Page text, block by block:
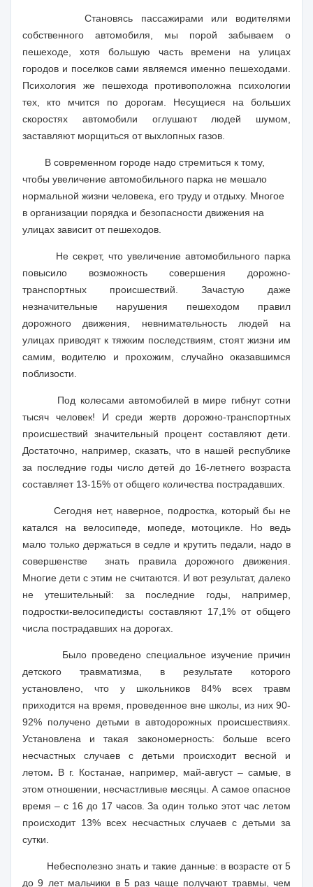
Становясь пассажирами или водителями
собственного автомобиля, мы порой забываем о
пешеходе, хотя большую часть времени на улицах
городов и поселков сами являемся именно пешеходами.
Психология же пешехода противоположна психологии
тех, кто мчится по дорогам. Несущиеся на больших
скоростях автомобили оглушают людей шумом,
заставляют морщиться от выхлопных газов.
В современном городе надо стремиться к тому,
чтобы увеличение автомобильного парка не мешало
нормальной жизни человека, его труду и отдыху. Многое
в организации порядка и безопасности движения на
улицах зависит от пешеходов.
Не секрет, что увеличение автомобильного парка
повысило возможность совершения дорожно-
транспортных происшествий. Зачастую даже
незначительные нарушения пешеходом правил
дорожного движения, невнимательность людей на
улицах приводят к тяжким последствиям, стоят жизни им
самим, водителю и прохожим, случайно оказавшимся
поблизости.
Под колесами автомобилей в мире гибнут сотни
тысяч человек! И среди жертв дорожно-транспортных
происшествий значительный процент составляют дети.
Достаточно, например, сказать, что в нашей республике
за последние годы число детей до 16-летнего возраста
составляет 13-15% от общего количества пострадавших.
Сегодня нет, наверное, подростка, который бы не
катался на велосипеде, мопеде, мотоцикле. Но ведь
мало только держаться в седле и крутить педали, надо в
совершенстве
знать правила дорожного движения.
Многие дети с этим не считаются. И вот результат, далеко
не утешительный: за последние годы, например,
подростки-велосипедисты составляют 17,1% от общего
числа пострадавших на дорогах.
Было проведено специальное изучение причин
детского травматизма, в результате которого
установлено, что у школьников 84% всех травм
приходится на время, проведенное вне школы, из них 90-
92% получено детьми в автодорожных происшествиях.
Установлена и такая закономерность: больше всего
несчастных случаев с детьми происходит весной и
летом. В г. Костанае, например, май-август – самые, в
этом отношении, несчастливые месяцы. А самое опасное
время – с 16 до 17 часов. За один только этот час летом
происходит 13% всех несчастных случаев с детьми за
сутки.
Небесполезно знать и такие данные: в возрасте от 5
до 9 лет мальчики в 5 раз чаще получают травмы, чем